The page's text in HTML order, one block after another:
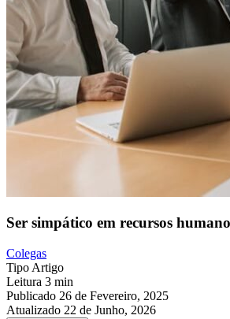
Ser simpático em recursos
Colegas
Tipo Artigo
Leitura 3 min
Publicado 26 de Fevereiro, 2025
Atualizado 22 de Junho, 2026